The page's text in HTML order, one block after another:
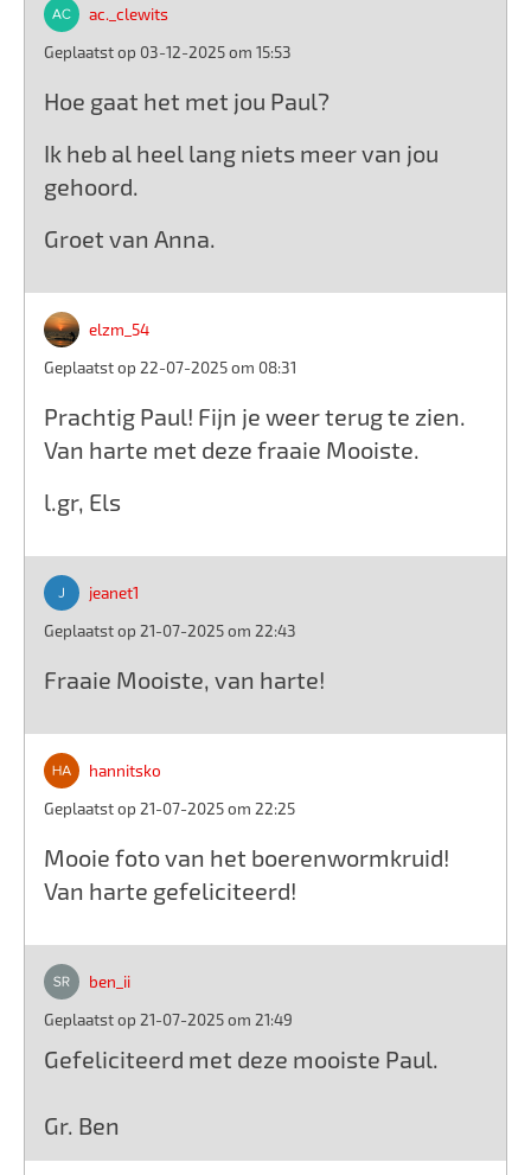
ac._clewits
Geplaatst op 03-12-2025 om 15:53
Hoe gaat het met jou Paul?
Ik heb al heel lang niets meer van jou
gehoord.
Groet van Anna.
elzm_54
Geplaatst op 22-07-2025 om 08:31
Prachtig Paul! Fijn je weer terug te zien.
Van harte met deze fraaie Mooiste.
l.gr, Els
jeanet1
Geplaatst op 21-07-2025 om 22:43
Fraaie Mooiste, van harte!
hannitsko
Geplaatst op 21-07-2025 om 22:25
Mooie foto van het boerenwormkruid!
Van harte gefeliciteerd!
ben_ii
Geplaatst op 21-07-2025 om 21:49
Gefeliciteerd met deze mooiste Paul.
Gr. Ben